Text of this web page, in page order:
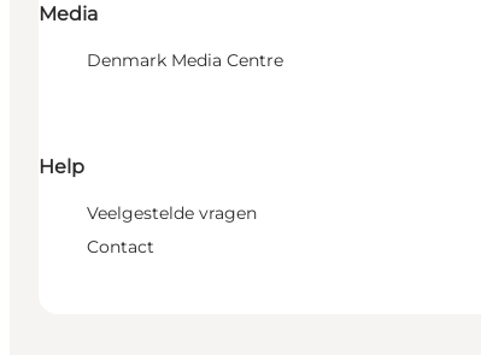
Media
Denmark Media Centre
Help
Veelgestelde vragen
Contact